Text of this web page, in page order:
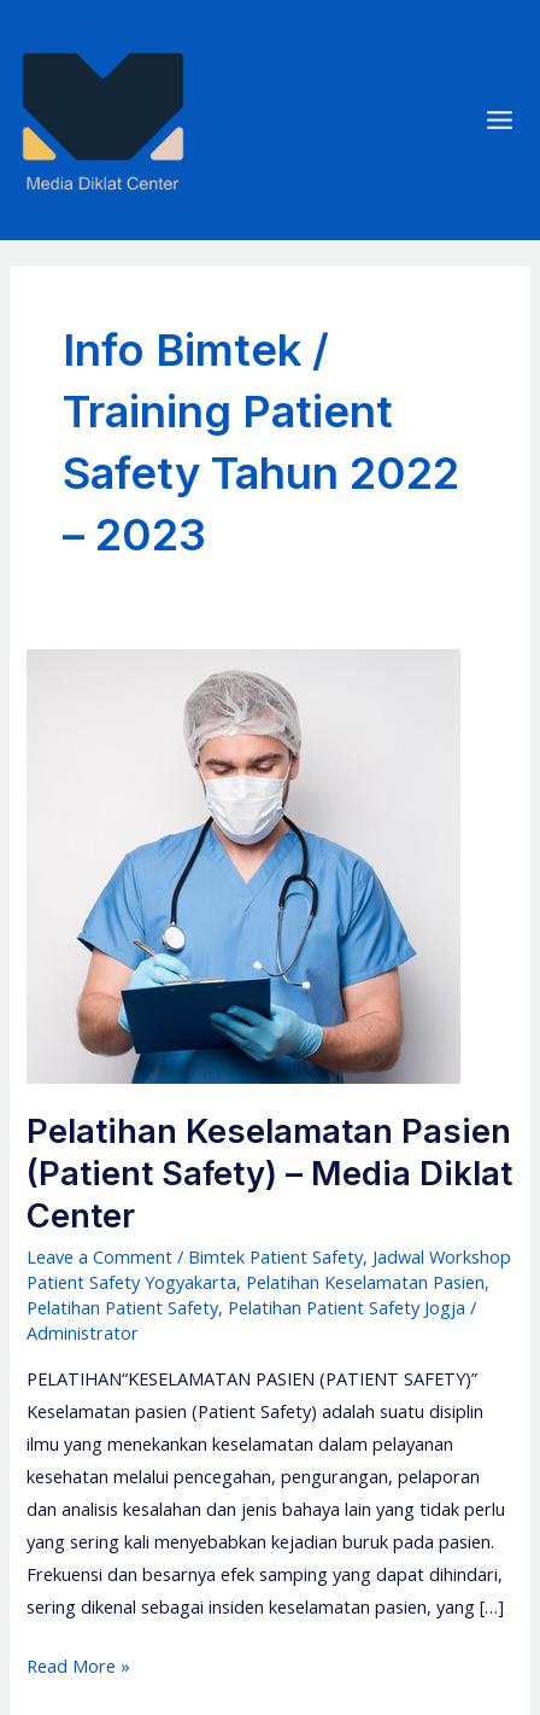
Info Bimtek /
Training Patient
Safety Tahun 2022
– 2023
Pelatihan Keselamatan Pasien
(Patient Safety) – Media Diklat
Center
Leave a Comment / Bimtek Patient Safety, Jadwal Workshop
Patient Safety Yogyakarta, Pelatihan Keselamatan Pasien,
Pelatihan Patient Safety, Pelatihan Patient Safety Jogja /
Administrator
PELATIHAN“KESELAMATAN PASIEN (PATIENT SAFETY)”
Keselamatan pasien (Patient Safety) adalah suatu disiplin
ilmu yang menekankan keselamatan dalam pelayanan
kesehatan melalui pencegahan, pengurangan, pelaporan
dan analisis kesalahan dan jenis bahaya lain yang tidak perlu
yang sering kali menyebabkan kejadian buruk pada pasien.
Frekuensi dan besarnya efek samping yang dapat dihindari,
sering dikenal sebagai insiden keselamatan pasien, yang […]
Pelatihan
Read More »